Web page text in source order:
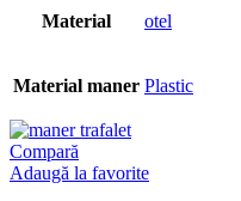
Material otel
Material maner Plastic
Compară
Adaugă la favorite